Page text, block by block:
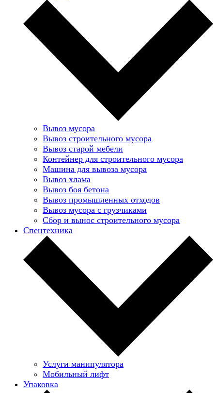
Вывоз мусора
Вывоз строительного мусора
Вывоз старой мебели
Контейнер для строительного мусора
Машина для вывоза мусора
Вывоз хлама
Вывоз боя бетона
Вывоз промышленных отходов
Вывоз мусора с грузчиками
Сбор и вынос строительного мусора
Спецтехника
Услуги манипулятора
Мобильный лифт
Упаковка